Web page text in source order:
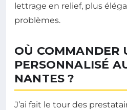
lettrage en relief, plus
problèmes.
OÙ COMMANDER
PERSONNALISÉ
NANTES ?
J’ai fait le tour des